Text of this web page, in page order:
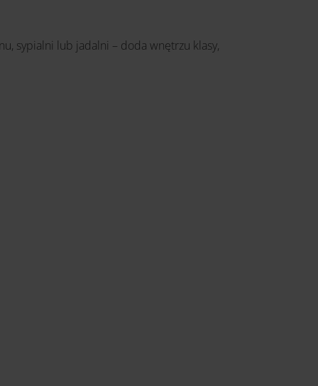
sypialni lub jadalni – doda wnętrzu klasy,